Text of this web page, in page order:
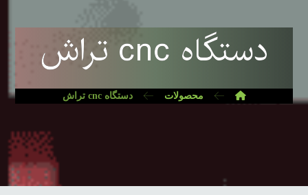
دستگاه cnc تراش
محصولات دستگاه cnc تراش